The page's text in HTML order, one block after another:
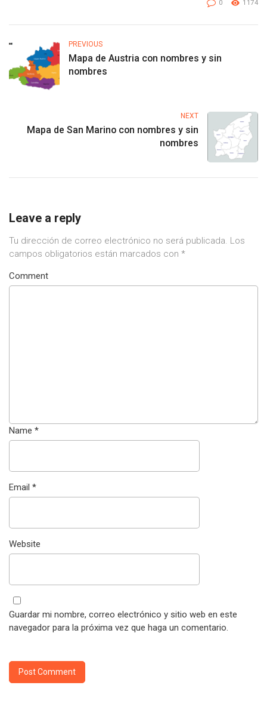
0 1174
PREVIOUS
Mapa de Austria con nombres y sin
nombres
NEXT
Mapa de San Marino con nombres y sin
nombres
Leave a reply
Tu dirección de correo electrónico no será publicada. Los
campos obligatorios están marcados con *
Comment
Name *
Email *
Website
Guardar mi nombre, correo electrónico y sitio web en este
navegador para la próxima vez que haga un comentario.